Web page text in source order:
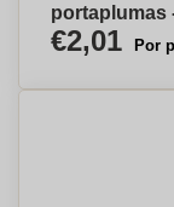
portaplumas
€2,01 Por